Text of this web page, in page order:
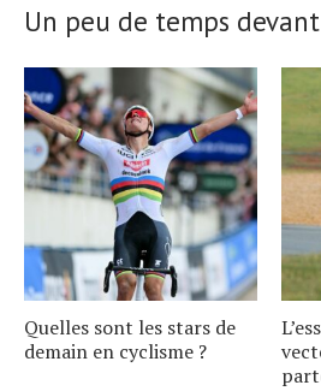
article.
Un peu de temps
Quelles sont les stars de
demain en cyclisme ?